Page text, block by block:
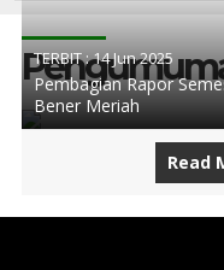
TERBIT :14 Jun 2025
Pembagian Rapor
Bener Meriah
Read